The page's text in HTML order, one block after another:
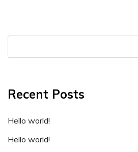
Recent Posts
Hello world!
Hello world!